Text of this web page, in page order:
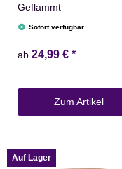
Geflammt
Sofort verfügbar
ab 24,99 € *
Zum Artikel
Auf Lager